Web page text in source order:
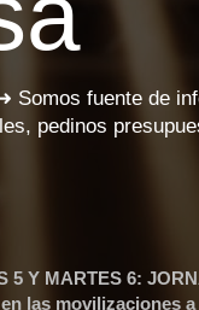
fuente de
pedinos
Y MARTES 6:
las movilizaciones